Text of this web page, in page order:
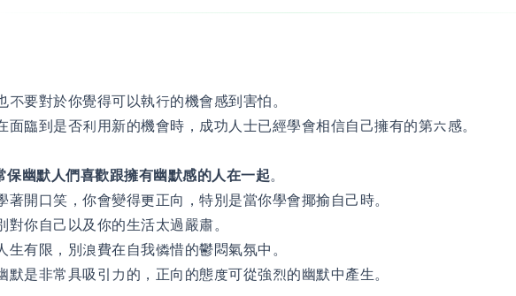
要對於你覺得可以執行的機會感到害怕。
臨到是否利用新的機會時，成功人士已經學會相信自己擁有的第六感。
保幽默人們喜歡跟擁有幽默感的人在一起。
開口笑，你會變得更正向，特別是當你學會揶揄自己時。
你自己以及你的生活太過嚴肅。
有限，別浪費在自我憐惜的鬱悶氣氛中。
是非常具吸引力的，正向的態度可從強烈的幽默中產生。